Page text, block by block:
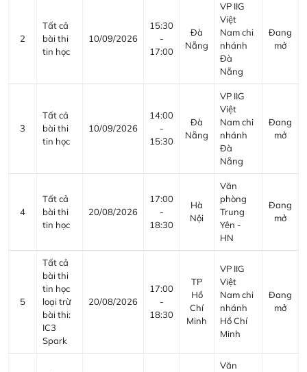
2
Tất cả
bài thi
tin học
10/09/2026
15:30
-
17:00
Đà
Nẵng
VP IIG
Việt
Nam chi
nhánh
Đà
Nẵng
Đang
mở
3
Tất cả
bài thi
tin học
10/09/2026
14:00
-
15:30
Đà
Nẵng
VP IIG
Việt
Nam chi
nhánh
Đà
Nẵng
Đang
mở
4
Tất cả
bài thi
tin học
20/08/2026
17:00
-
18:30
Hà
Nội
Văn
phòng
Trung
Yên -
HN
Đang
mở
5
Tất cả
bài thi
tin học
loại trừ
bài thi:
IC3
Spark
20/08/2026
17:00
-
18:30
TP
Hồ
Chí
Minh
VP IIG
Việt
Nam chi
nhánh
Hồ Chí
Minh
Đang
mở
Văn